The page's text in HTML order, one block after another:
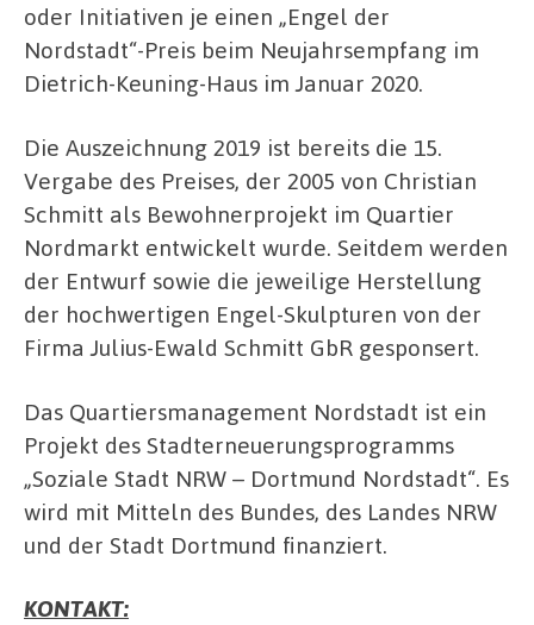
oder Initiativen je einen „Engel der
Nordstadt“-Preis beim Neujahrsempfang im
Dietrich-Keuning-Haus im Januar 2020.
Die Auszeichnung 2019 ist bereits die 15.
Vergabe des Preises, der 2005 von Christian
Schmitt als Bewohnerprojekt im Quartier
Nordmarkt entwickelt wurde. Seitdem werden
der Entwurf sowie die jeweilige Herstellung
der hochwertigen Engel-Skulpturen von der
Firma Julius-Ewald Schmitt GbR gesponsert.
Das Quartiersmanagement Nordstadt ist ein
Projekt des Stadterneuerungsprogramms
„Soziale Stadt NRW – Dortmund Nordstadt“. Es
wird mit Mitteln des Bundes, des Landes NRW
und der Stadt Dortmund finanziert.
KONTAKT: